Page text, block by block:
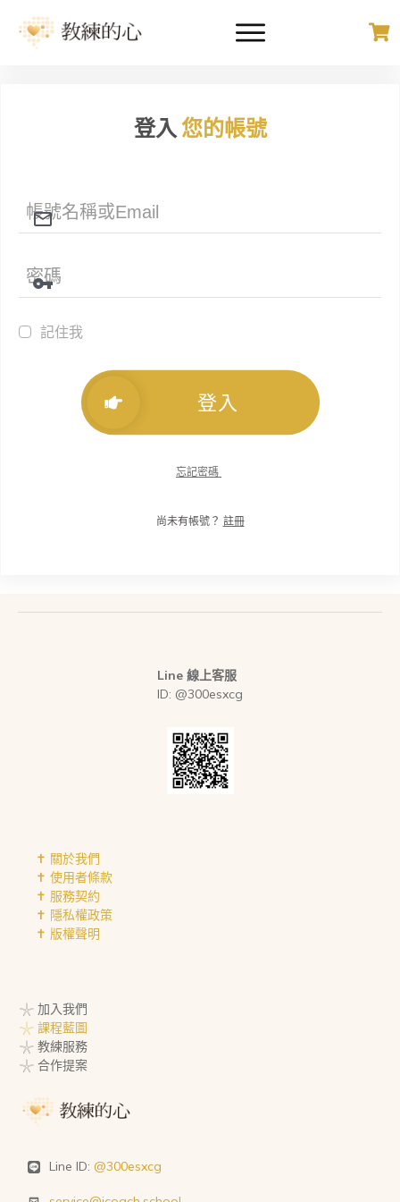
登入您的帳號
記住我
登入
忘記密碼
尚未有帳號？ 註冊
Line 線上客服
ID: @300esxcg
✝︎ 關於我們
✝︎ 使用者條款
✝︎ 服務契約
✝︎ 隱私權政策
✝︎ 版權聲明
𓇼 加入我們
𓇼 課程藍圖
𓇼 教練服務
𓇼 合作提案
Line ID: @300esxcg